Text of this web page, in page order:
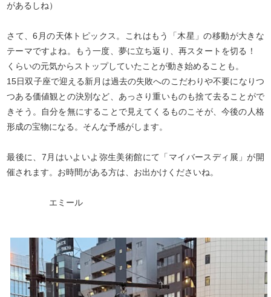
があるしね）
さて、6月の天体トピックス。これはもう「木星」の移動が大きな
テーマですよね。もう一度、夢に立ち返り、再スタートを切る！
くらいの元気からストップしていたことが動き始めることも。
15日双子座で迎える新月は過去の失敗へのこだわりや不要になりつ
つある価値観との決別など、あっさり重いものも捨て去ることがで
きそう。自分を無にすることで見えてくるものこそが、今後の人格
形成の宝物になる。そんな予感がします。
最後に、7月はいよいよ弥生美術館にて「マイバースディ展」が開
催されます。お時間がある方は、お出かけくださいね。
エミール